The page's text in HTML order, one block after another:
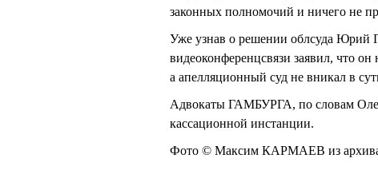
законных полномочий и ничего не
Уже узнав о решении облсуда Юрий
видеоконференцсвязи заявил, что
а апелляционный суд не вникал в
Адвокаты ГАМБУРГА, по словам
кассационной инстанции.
Фото © Максим КАРМАЕВ из